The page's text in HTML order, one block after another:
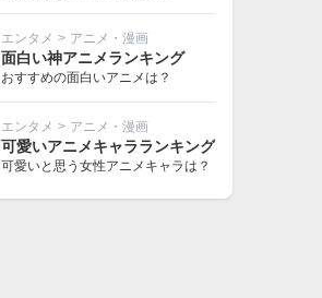
エンタメ > アニメ・漫画
面白い神アニメランキング
おすすめの面白いアニメは？
エンタメ > アニメ・漫画
可愛いアニメキャラランキング
可愛いと思う女性アニメキャラは？